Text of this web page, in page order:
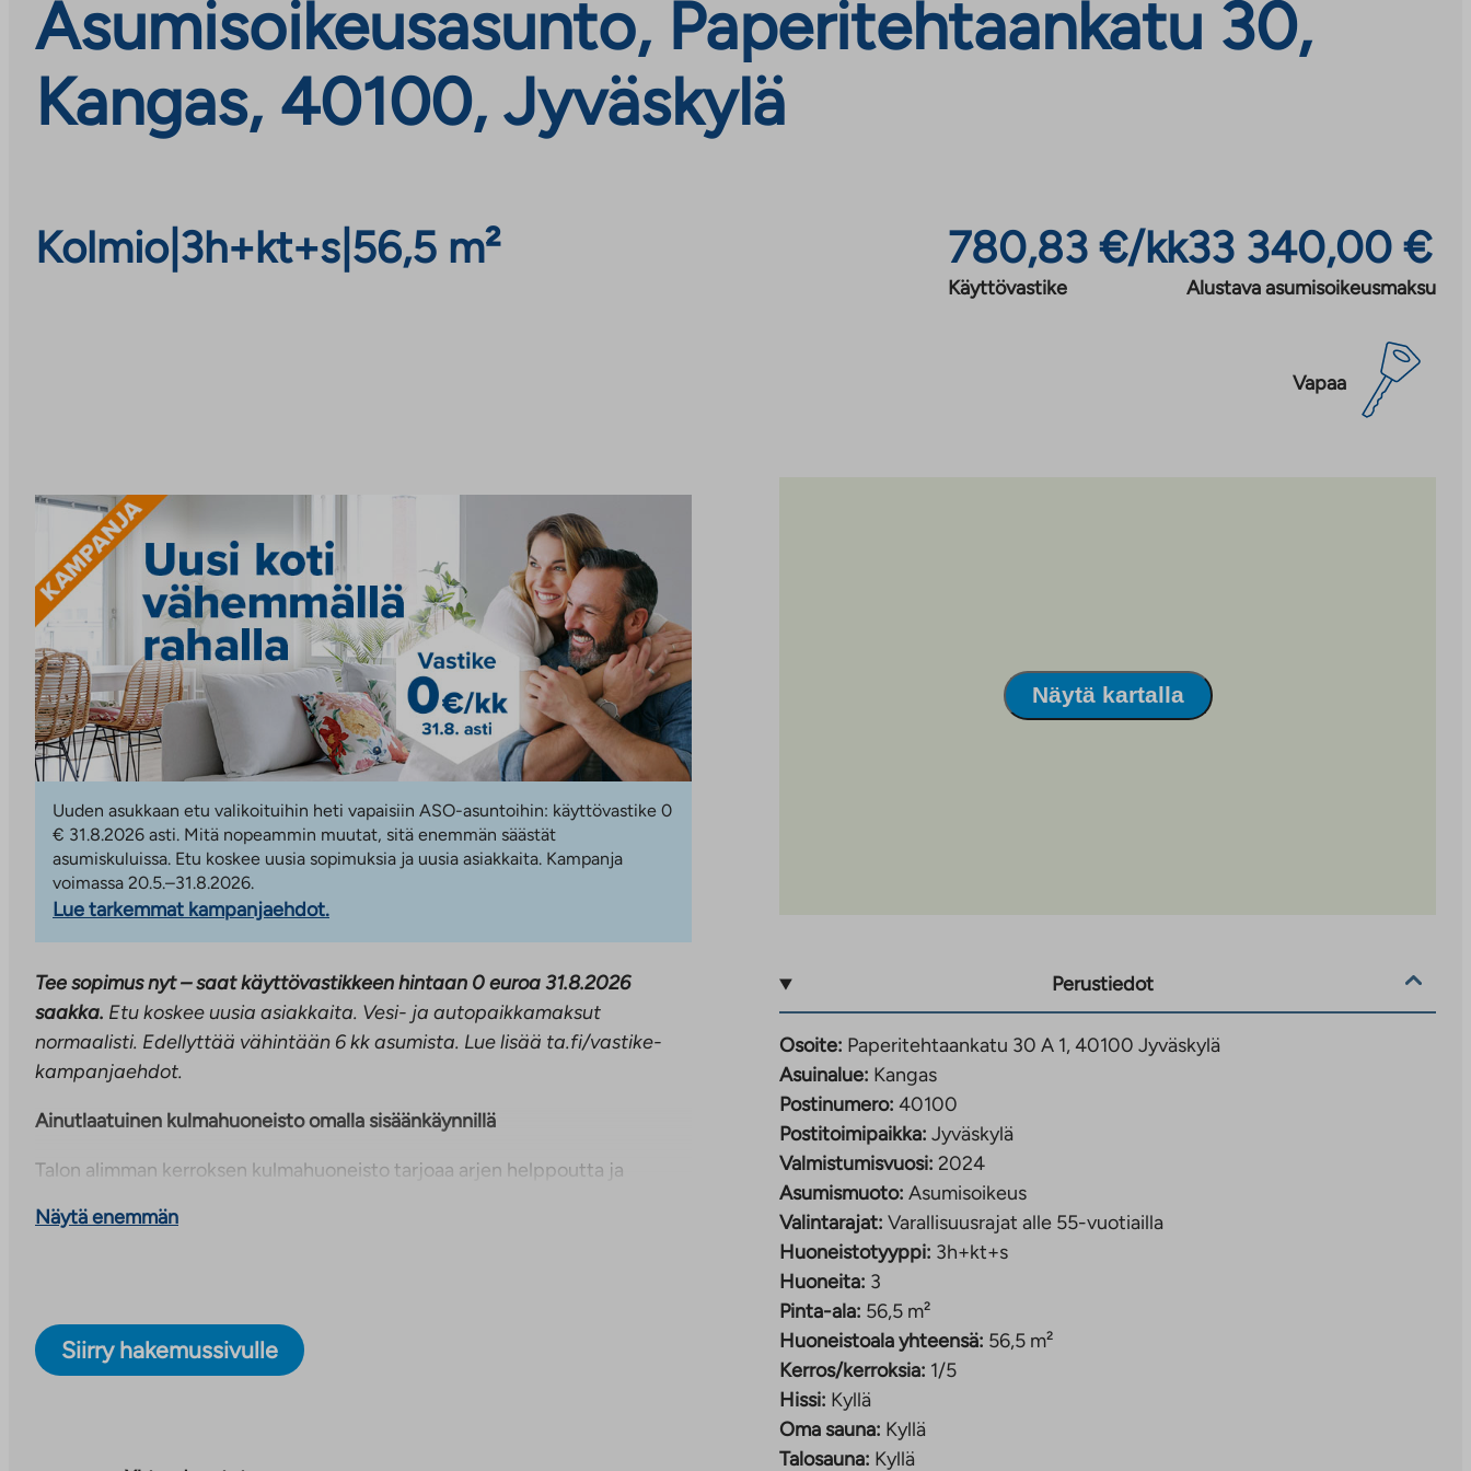
Asumisoikeusasunto, Paperitehtaankatu 30,
Kangas, 40100, Jyväskylä
Kolmio| 3h+kt+s 56,5 m² 780,83 €/kk
Käyttövastike
33 340,00 €
Alustava asumisoikeusmaksu
Vapaa
Uuden asukkaan etu valikoituihin heti vapaisiin ASO-asuntoihin: käyttövastike 0
€ 31.8.2026 asti. Mitä nopeammin muutat, sitä enemmän säästät
asumiskuluissa. Etu koskee uusia sopimuksia ja uusia asiakkaita. Kampanja
voimassa 20.5.–31.8.2026.
Lue tarkemmat kampanjaehdot.
Tee sopimus nyt – saat käyttövastikkeen hintaan 0 euroa 31.8.2026
saakka. Etu koskee uusia asiakkaita. Vesi- ja autopaikkamaksut
normaalisti. Edellyttää vähintään 6 kk asumista. Lue lisää ta.fi/vastike-
kampanjaehdot.
Ainutlaatuinen kulmahuoneisto omalla sisäänkäynnillä
Talon alimman kerroksen kulmahuoneisto tarjoaa arjen helppoutta ja
erinomaisen vaihtoehdon esimerkiksi koiranomistajalle. Tällaista
yhtenäisen, viihtyisän oleskelutilan. Molemmissa makuuhuoneissa on oma
vaatehuone, joten säilytystilaa on poikkeuksellisen hyvin.
Näytä enemmän
Siirry hakemussivulle
Näytä kartalla
Perustiedot
Osoite: Paperitehtaankatu 30 A 1, 40100 Jyväskylä
Asuinalue: Kangas
Postinumero: 40100
Postitoimipaikka: Jyväskylä
Valmistumisvuosi: 2024
Asumismuoto: Asumisoikeus
Valintarajat: Varallisuusrajat alle 55-vuotiailla
Huoneistotyyppi: 3h+kt+s
Huoneita: 3
Pinta-ala: 56,5 m²
Huoneistoala yhteensä: 56,5 m²
Kerros/kerroksia: 1/5
Hissi: Kyllä
Oma sauna: Kyllä
Talosauna: Kyllä